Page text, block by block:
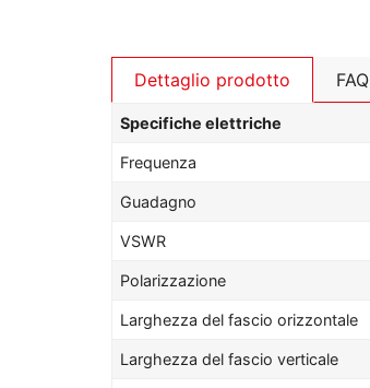
Dettaglio prodotto FAQ
Specifiche elettriche
Frequenza
Guadagno
VSWR
Polarizzazione
Larghezza del fascio orizzontale
Larghezza del fascio verticale